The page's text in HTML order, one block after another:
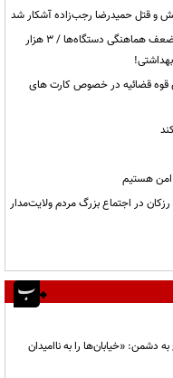
و قتل حمیدرضا رجب‌زاده آشکار شد
ریمـدان؛ مرزی گرفتار در صف، کمبود زیرساخت و ضعف هماهنگی دستگاه‌ها / ۳ هزار
قوه قضائیه در خصوص کارت های
امن هستیم
در اجتماع بزرگ مردم ولایت‌مدار
دشمن: «خیابان‌ها را به ناامیدان